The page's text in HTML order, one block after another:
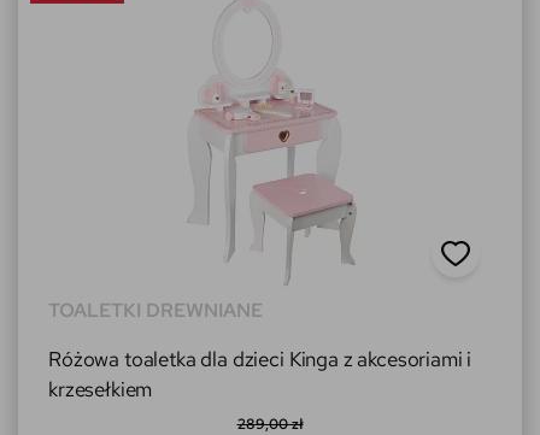
TOALETKI DREWNIANE
Różowa toaletka dla dzieci Kinga z akcesoriami i
krzesełkiem
289,00 zł